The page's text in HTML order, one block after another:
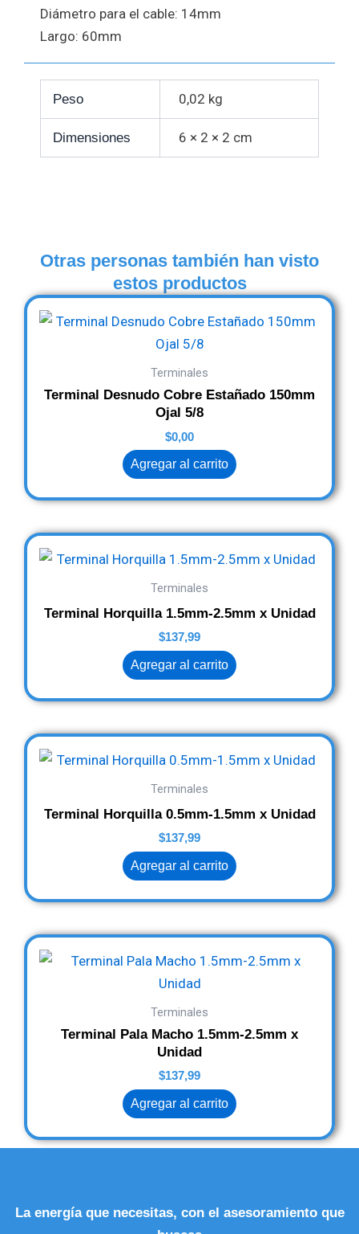
Diámetro para el cable: 14mm
Largo: 60mm
Peso 0,02 kg
Dimensiones 6 × 2 × 2 cm
Otras personas también han visto
estos productos
Terminales
Terminal Desnudo Cobre Estañado 150mm
Ojal 5/8
$0,00
Agregar al carrito
Terminales
Terminal Horquilla 1.5mm-2.5mm x Unidad
$137,99
Agregar al carrito
Terminales
Terminal Horquilla 0.5mm-1.5mm x Unidad
$137,99
Agregar al carrito
Terminales
Terminal Pala Macho 1.5mm-2.5mm x
Unidad
$137,99
Agregar al carrito
La energía que necesitas, con el asesoramiento que